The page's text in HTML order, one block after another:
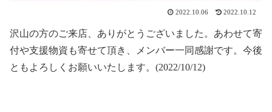
2022.10.06 2022.10.12
沢山の方のご来店、ありがとうございました。あわせて寄
付や支援物資も寄せて頂き、メンバー一同感謝です。今後
ともよろしくお願いいたします。(2022/10/12)